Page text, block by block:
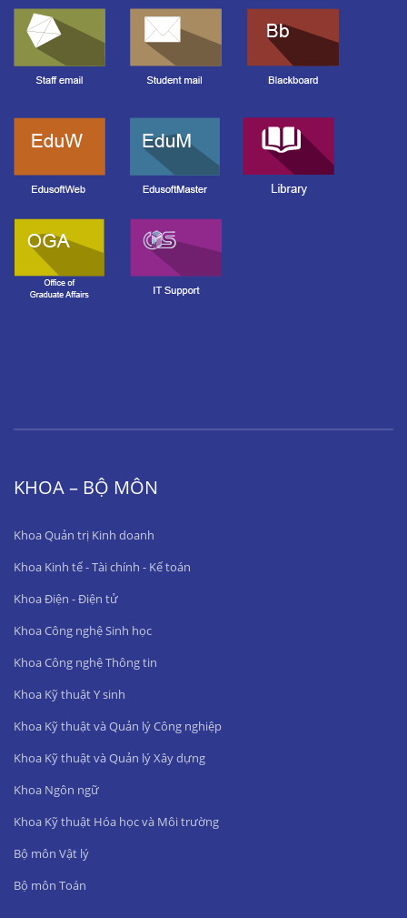
KHOA – BỘ MÔN
Khoa Quản trị Kinh doanh
Khoa Kinh tế - Tài chính - Kế toán
Khoa Điện - Điện tử
Khoa Công nghệ Sinh học
Khoa Công nghệ Thông tin
Khoa Kỹ thuật Y sinh
Khoa Kỹ thuật và Quản lý Công nghiệp
Khoa Kỹ thuật và Quản lý Xây dựng
Khoa Ngôn ngữ
Khoa Kỹ thuật Hóa học và Môi trường
Bộ môn Vật lý
Bộ môn Toán